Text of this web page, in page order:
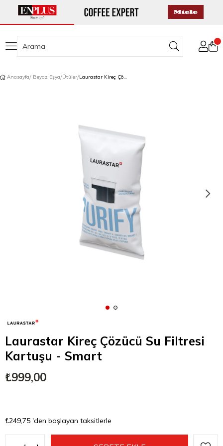
Anasayfa Beyaz Eşya Ütüler Laurastar Kireç Çözücü Su Filtresi Kartuşu - Smart
Laurastar Kireç Çözücü Su Filtresi
Kartuşu - Smart
₺999,00
₺249,75 'den başlayan taksitlerle